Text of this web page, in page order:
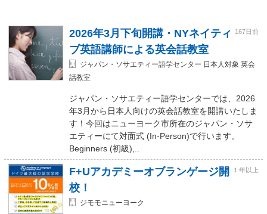
2026年3月下旬開講・NYネイティ
ブ英語講師による英会話教室
167日前
ジャパン・ソサエティー語学センター 日本人対象 英会
話教室
ジャパン・ソサエティー語学センターでは、2026
年3月から日本人向けの英会話教室を開講いたしま
す！今回はニューヨーク市所在のジャパン・ソサ
エティーにて対面式 (In-Person)で行います。
Beginners (初級),..
F+Uアカデミーオブランゲージ開
校！
１年以上
ジモモニューヨーク